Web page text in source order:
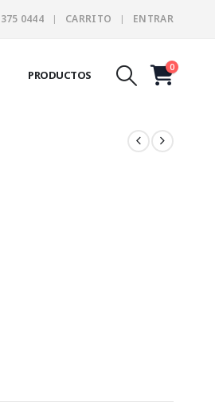
0444 CARRITO ENTRAR
PRODUCTOS
0